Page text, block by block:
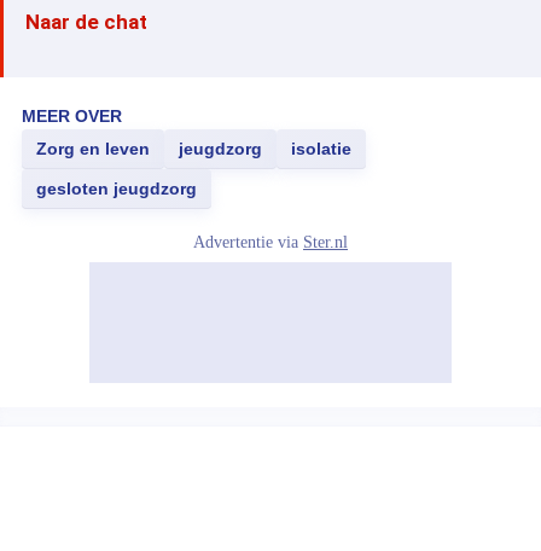
Naar de chat
MEER OVER
Zorg en leven
jeugdzorg isolatie
gesloten jeugdzorg
Advertentie via Ster.nl